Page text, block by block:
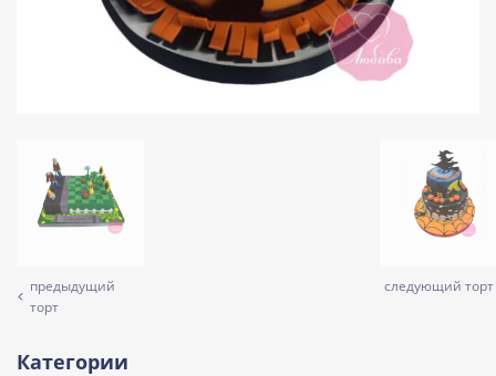
предыдущий
торт
следующий торт
Категории